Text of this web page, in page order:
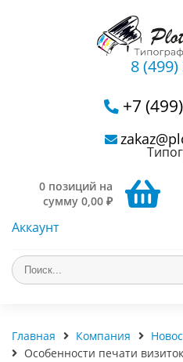
8
+7
0 позиций на
сумму 0,00 ₽
Аккаунт
Главная Компания
Особенности печати